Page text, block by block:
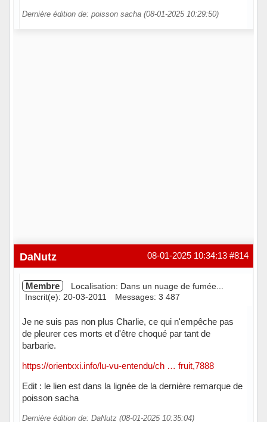
Dernière édition de: poisson sacha (08-01-2025 10:29:50)
#814
08-01-2025 10:34:13
DaNutz
Membre
Localisation: Dans un nuage de fumée...
Inscrit(e): 20-03-2011
Messages: 3 487
Je ne suis pas non plus Charlie, ce qui n'empêche pas
de pleurer ces morts et d'être choqué par tant de
barbarie.
https://orientxxi.info/lu-vu-entendu/ch … fruit,7888
Edit : le lien est dans la lignée de la dernière remarque de
poisson sacha
Dernière édition de: DaNutz (08-01-2025 10:35:04)